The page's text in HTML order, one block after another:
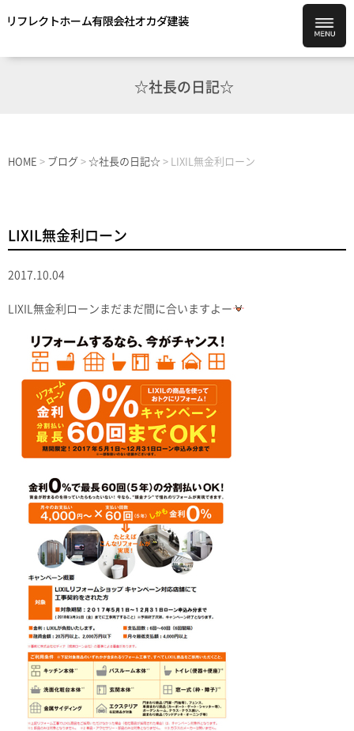
☆社長の日記☆
HOME > ブログ > ☆社長の日記☆ > LIXIL無金利ローン
LIXIL無金利ローン
2017.10.04
LIXIL無金利ローンまだまだ間に合いますよー